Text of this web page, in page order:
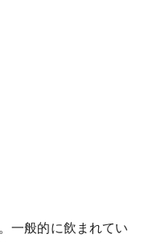
一般的に飲まれてい